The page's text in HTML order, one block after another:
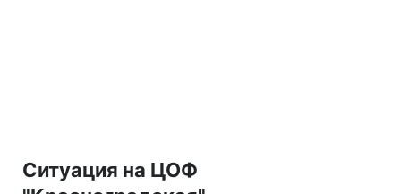
Ситуация на ЦОФ